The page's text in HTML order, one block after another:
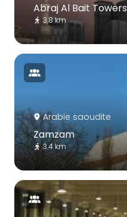
Abraj Al Bait Towers
3.8 km
Arabie saoudite
Zamzam
3.4 km